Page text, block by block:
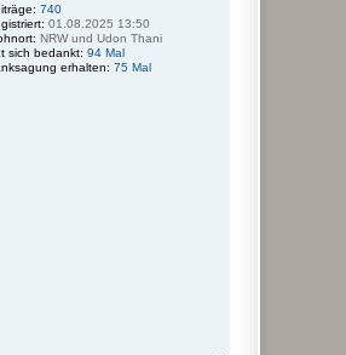
740
01.08.2025 13:50
NRW und Udon Thani
sich bedankt: 94 Mal
erhalten: 75 Mal